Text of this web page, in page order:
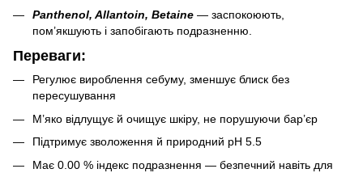
Panthenol, Allantoin, Betaine — заспокоюють,
пом’якшують і запобігають подразненню.
Переваги:
Регулює вироблення себуму, зменшує блиск без
пересушування
М’яко відлущує й очищує шкіру, не порушуючи бар’єр
Підтримує зволоження й природний pH 5.5
Має 0.00 % індекс подразнення — безпечний навіть для